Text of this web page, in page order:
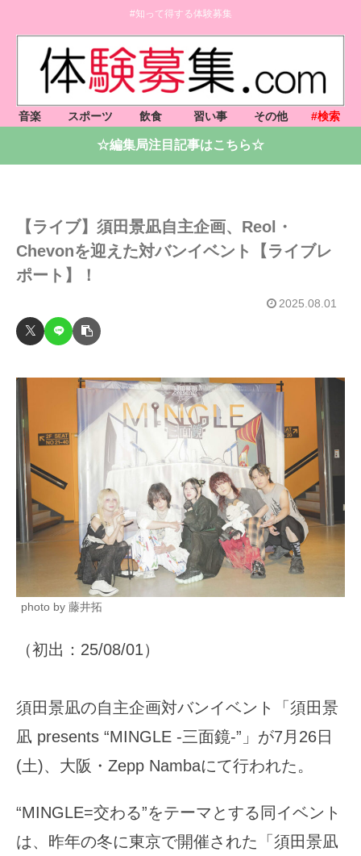
#知って得する体験募集
音楽 スポーツ 飲食 習い事 その他 #検索
☆編集局注目記事はこちら☆
【ライブ】須田景凪自主企画、Reol・
Chevonを迎えた対バンイベント【ライブレ
ポート】！
2025.08.01
photo by 藤井拓
（初出：25/08/01）
須田景凪の自主企画対バンイベント「須田景
凪 presents “MINGLE -三面鏡-”」が7月26日
(土)、大阪・Zepp Nambaにて行われた。
“MINGLE=交わる”をテーマとする同イベント
は、昨年の冬に東京で開催された「須田景凪